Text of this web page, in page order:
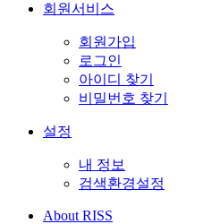
회원서비스
회원가입
로그인
아이디 찾기
비밀번호 찾기
설정
내 정보
검색환경설정
About RISS